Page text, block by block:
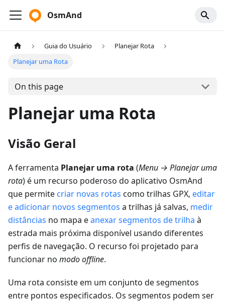
OsmAnd
Guia do Usuário
Planejar Rota
Planejar uma Rota
On this page
Planejar uma Rota
Visão Geral
A ferramenta Planejar uma rota (Menu → Planejar uma
rota) é um recurso poderoso do aplicativo OsmAnd
que permite criar novas rotas como trilhas GPX, editar
e adicionar novos segmentos a trilhas já salvas, medir
distâncias no mapa eanexar segmentos de trilha à
estrada mais próxima disponível usando diferentes
perfis de navegação. O recurso foi projetado para
funcionar no modo offline.
Uma rota consiste em um conjunto de segmentos
entre pontos especificados. Os segmentos podem ser